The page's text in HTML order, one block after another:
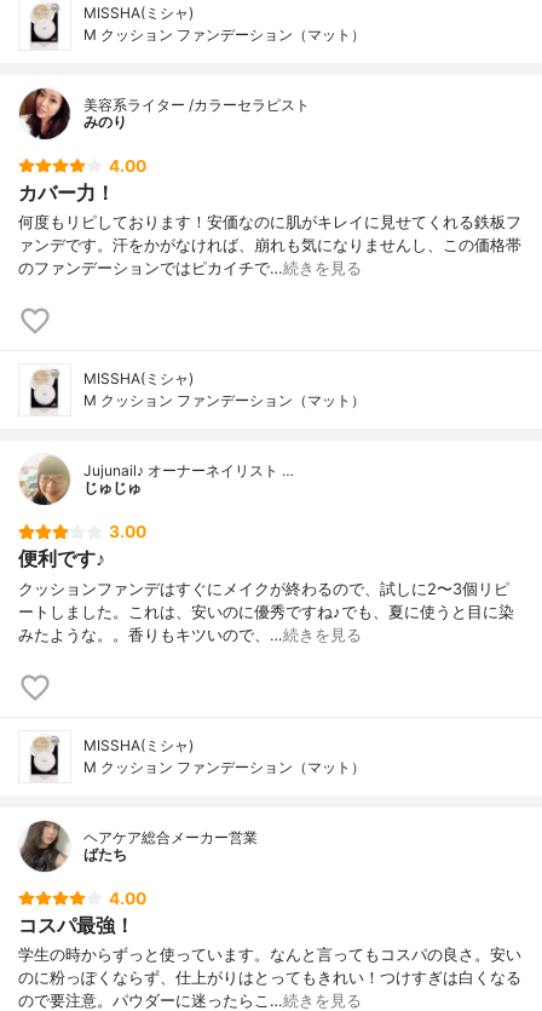
MISSHA(ミシャ)
M クッション ファンデーション（マット）
美容系ライター /カラーセラピスト
みのり
4.00
カバー力！
何度もリピしております！安価なのに肌がキレイに見せてくれる鉄板フ
ァンデです。汗をかがなければ、崩れも気になりませんし、この価格帯
のファンデーションではピカイチで…続きを見る
MISSHA(ミシャ)
M クッション ファンデーション（マット）
Jujunail♪ オーナーネイリスト …
じゅじゅ
3.00
便利です♪
クッションファンデはすぐにメイクが終わるので、試しに2〜3個リピ
ートしました。これは、安いのに優秀ですね♪でも、夏に使うと目に染
みたような。。香りもキツいので、…続きを見る
MISSHA(ミシャ)
M クッション ファンデーション（マット）
ヘアケア総合メーカー営業
ばたち
4.00
コスパ最強！
学生の時からずっと使っています。なんと言ってもコスパの良さ。安い
のに粉っぽくならず、仕上がりはとってもきれい！つけすぎは白くなる
ので要注意。パウダーに迷ったらこ…続きを見る